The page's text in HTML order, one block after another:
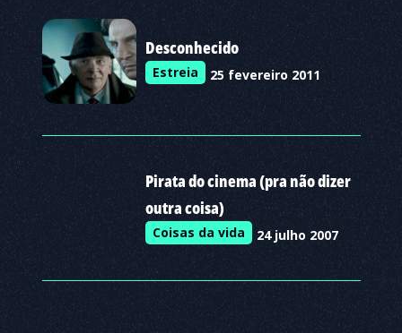
Desconhecido
Estreia 25 fevereiro 2011
Pirata do cinema (pra não dizer
outra coisa)
Coisas da vida 24 julho 2007